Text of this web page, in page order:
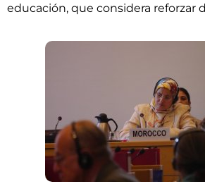
educación, que considera reforzar